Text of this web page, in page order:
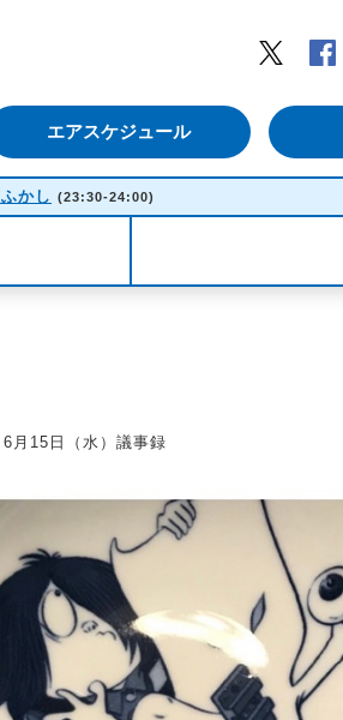
Twitter
エアスケジュール
かし (23:30-24:00)
6月15日（水）議事録